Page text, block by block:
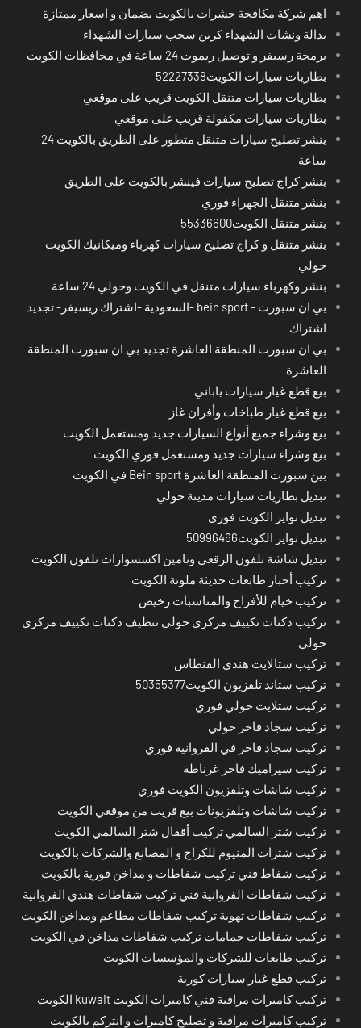
اهم شركة مكافحة حشرات بالكويت بضمان و اسعار ممتازة
بدالة ونشات الشهداء كرين سحب سيارات الشهداء
برمجة رسيفر و توصيل ريموت 24 ساعة في محافظات الكويت
بطاريات سيارات الكويت52227338
بطاريات سيارات متنقل الكويت قريب على موقعي
بطاريات سيارات مكفولة قريب على موقعي
بنشر تصليح سيارات متنقل متطور على الطريق بالكويت 24
ساعة
بنشر كراج تصليح سيارات فينشر بالكويت على الطريق
بنشر متنقل الجهراء فوري
بنشر متنقل الكويت55336600
بنشر متنقل و كراج تصليح سيارات كهرباء وميكانيك الكويت
حولي
بنشر وكهرباء سيارات متنقل في الكويت وحولي 24 ساعة
بي ان سبورت - bein sport -السعودية -اشتراك ريسيفر- تجديد
اشتراك
بي ان سبورت المنطقة العاشرة تجديد بي ان سبورت المنطقة
العاشرة
بيع قطع غيار سيارات ياباني
بيع قطع غيار طباخات وأفران غاز
بيع وشراء جميع أنواع السيارات جديد ومستعمل الكويت
بيع وشراء سيارات جديد ومستعمل فوري الكويت
بين سبورت المنطقة العاشرة Bein sport في الكويت
تبديل بطاريات سيارات مدينة حولي
تبديل تواير الكويت فوري
تبديل تواير الكويت50996466
تبديل شاشة تلفون الرقعي وتامين اكسسوارات تلفون الكويت
تركيب أحبار طابعات حديثة ملونة الكويت
تركيب خيام للأفراح والمناسبات رخيص
تركيب دكتات تكييف مركزي حولي تنظيف دكتات تكييف مركزي
حولي
تركيب ستالايت هندي الفنطاس
تركيب ستاند تلفزيون الكويت50355377
تركيب ستلايت حولي فوري
تركيب سجاد فاخر حولي
تركيب سجاد فاخر في الفروانية فوري
تركيب سيراميك فاخر غرناطة
تركيب شاشات وتلفزيون الكويت فوري
تركيب شاشات وتلفزيونات بيع قريب من موقعي الكويت
تركيب شتر السالمي تركيب أقفال شتر السالمي الكويت
تركيب شترات المنيوم للكراج و المصانع والشركات بالكويت
تركيب شفاط فني تركيب شفاطات و مداخن فورية بالكويت
تركيب شفاطات الفروانية فني تركيب شفاطات هندي الفروانية
تركيب شفاطات تهوية تركيب شفاطات مطاعم ومداخن الكويت
تركيب شفاطات حمامات تركيب شفاطات مداخن في الكويت
تركيب طابعات للشركات والمؤسسات الكويت
تركيب قطع غيار سيارات كورية
تركيب كاميرات مراقبة فني كاميرات الكويت kuwait الكويت
تركيب كاميرات مراقبة و تصليح كاميرات و انتركم بالكويت